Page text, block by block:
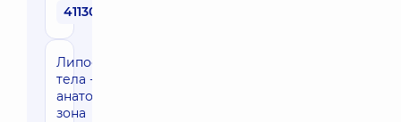
41130 грн
Липосакция
тела - одна
анатомическая
зона